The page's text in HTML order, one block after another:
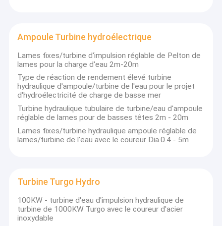
Ampoule Turbine hydroélectrique
Lames fixes/turbine d'impulsion réglable de Pelton de
lames pour la charge d'eau 2m-20m
Type de réaction de rendement élevé turbine
hydraulique d'ampoule/turbine de l'eau pour le projet
d'hydroélectricité de charge de basse mer
Turbine hydraulique tubulaire de turbine/eau d'ampoule
réglable de lames pour de basses têtes 2m - 20m
Lames fixes/turbine hydraulique ampoule réglable de
lames/turbine de l'eau avec le coureur Dia.0.4 - 5m
Turbine Turgo Hydro
100KW - turbine d'eau d'impulsion hydraulique de
turbine de 1000KW Turgo avec le coureur d'acier
inoxydable